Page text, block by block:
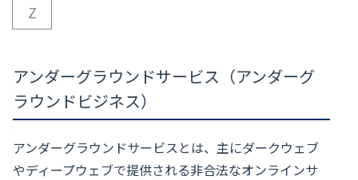
Z
アンダーグラウンドサービス（アンダーグ
ラウンドビジネス）
アンダーグラウンドサービスとは、主にダークウェブ
やディープウェブで提供される非合法なオンラインサ